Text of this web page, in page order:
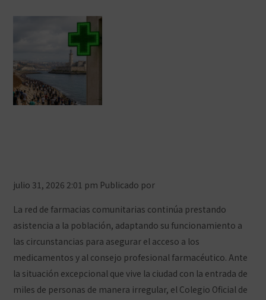
julio 31, 2026 2:01 pm Publicado por
La red de farmacias comunitarias continúa prestando
asistencia a la población, adaptando su funcionamiento a
las circunstancias para asegurar el acceso a los
medicamentos y al consejo profesional farmacéutico. Ante
la situación excepcional que vive la ciudad con la entrada de
miles de personas de manera irregular, el Colegio Oficial de